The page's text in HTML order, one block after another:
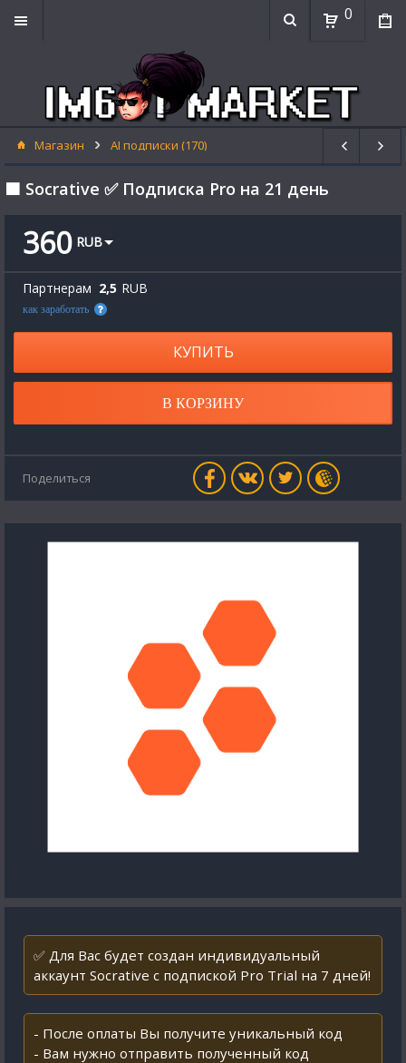
0
Магазин AI подписки (170)
🟧 Socrative ✅ Подписка Pro на 21 день
360 RUB
Партнерам 2,5 RUB
как заработать
КУПИТЬ
В КОРЗИНУ
Поделиться
✅ Для Вас будет создан индивидуальный
аккаунт Socrative с подпиской Pro Trial на 7 дней!
- После оплаты Вы получите уникальный код
- Вам нужно отправить полученный код